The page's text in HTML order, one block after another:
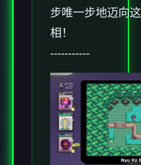
步唯一步地迈向
相！
-----------